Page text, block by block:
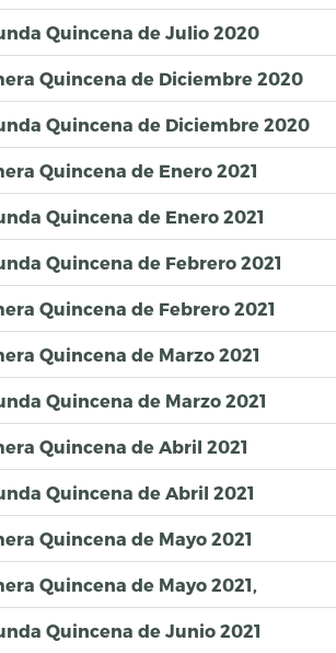
Quincena de Julio 2020
Quincena de Diciembre 2020
Quincena de Diciembre 2020
Quincena de Enero 2021
Quincena de Enero 2021
Quincena de Febrero 2021
Quincena de Febrero 2021
Quincena de Marzo 2021
Quincena de Marzo 2021
Quincena de Abril 2021
Quincena de Abril 2021
Quincena de Mayo 2021
Quincena de Mayo 2021,
Quincena de Junio 2021